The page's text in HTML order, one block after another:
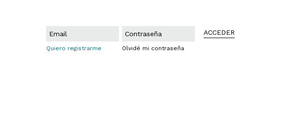
Quiero registrarme Olvidé mi contraseña
ACCEDER